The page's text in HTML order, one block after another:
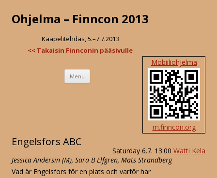
Ohjelma – Finncon 2013
Kaapelitehdas, 5.–7.7.2013
<< Takaisin Finnconin pääsivulle
Mobiiliohjelma
m.finncon.org
Menu Skip
content
Engelsfors ABC
Saturday 6.7. 13:00 Watti Kela
Jessica Andersin (M), Sara B Elfgren, Mats Strandberg
Vad är Engelsfors för en plats och varför har